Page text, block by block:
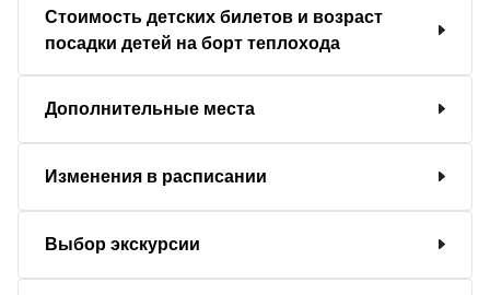
Стоимость детских билетов и возраст
посадки детей на борт теплохода
Дополнительные места
Изменения в расписании
Выбор экскурсии